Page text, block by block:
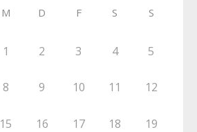
M D F S S
1 2 3 4 5
8 9 10 11 12
15 16 17 18 19